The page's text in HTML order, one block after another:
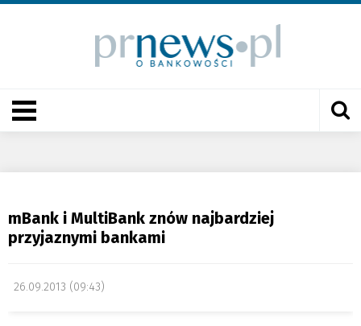
mBank i MultiBank znów najbardziej
przyjaznymi bankami
26.09.2013 (09:43)